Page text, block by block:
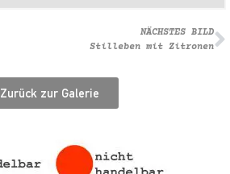
NÄCHSTES BILD
Stilleben mit Zitronen
Zurück zur Galerie